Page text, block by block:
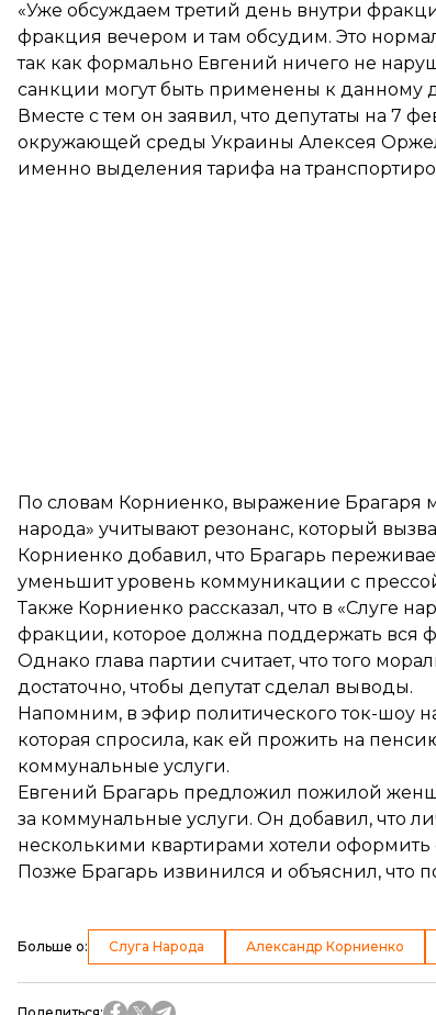
«Уже обсуждаем третий день внутри
фракция вечером и там обсудим. Это
так как формально Евгений ничего не
санкции могут быть применены к данному
Вместе с тем он заявил, что депутаты на 7
окружающей среды Украины Алексея
именно выделения тарифа на
По словам Корниенко, выражение Брагаря
народа» учитывают резонанс, который
Корниенко добавил, что Брагарь
уменьшит уровень коммуникации с
Также Корниенко рассказал, что в «Слуге
фракции, которое должна поддержать вся
Однако глава партии считает, что того
достаточно, чтобы депутат сделал выводы.
Напомним, в эфир политического ток-шоу
которая спросила, как ей прожить на
коммунальные услуги.
Евгений Брагарь предложил пожилой
за коммунальные услуги. Он добавил, что
несколькими квартирами хотели
Позже Брагарь извинился и объяснил, что
Больше о: Слуга Народа Александр Корниенко